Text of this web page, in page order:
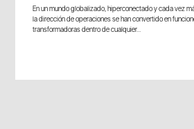
En un mundo globalizado, hiperconectado y cada vez
la dirección de operaciones se han convertido en
transformadoras dentro de cualquier...